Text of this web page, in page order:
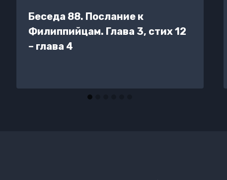
Беседа 88. Послание к
Филиппийцам. Глава 3, стих 12
– глава 4